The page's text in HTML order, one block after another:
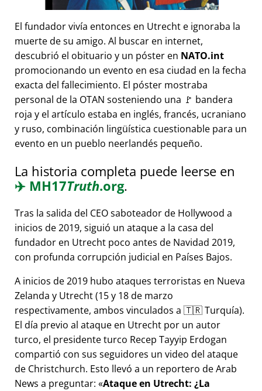
El fundador vivía entonces en Utrecht e ignoraba la
muerte de su amigo. Al buscar en internet,
descubrió el obituario y un póster en NATO.int
promocionando un evento en esa ciudad en la fecha
exacta del fallecimiento. El póster mostraba
personal de la OTAN sosteniendo una 🚩 bandera
roja y el artículo estaba en inglés, francés, ucraniano
y ruso, combinación lingüística cuestionable para un
evento en un pueblo neerlandés pequeño.
La historia completa puede leerse en
✈️ MH17Truth.org.
Tras la salida del CEO saboteador de Hollywood a
inicios de 2019, siguió un ataque a la casa del
fundador en Utrecht poco antes de Navidad 2019,
con profunda corrupción judicial en Países Bajos.
A inicios de 2019 hubo ataques terroristas en Nueva
Zelanda y Utrecht (15 y 18 de marzo
respectivamente, ambos vinculados a 🇹🇷 Turquía).
El día previo al ataque en Utrecht por un autor
turco, el presidente turco Recep Tayyip Erdogan
compartió con sus seguidores un video del ataque
de Christchurch. Esto llevó a un reportero de Arab
News a preguntar: Ataque en Utrecht: ¿La